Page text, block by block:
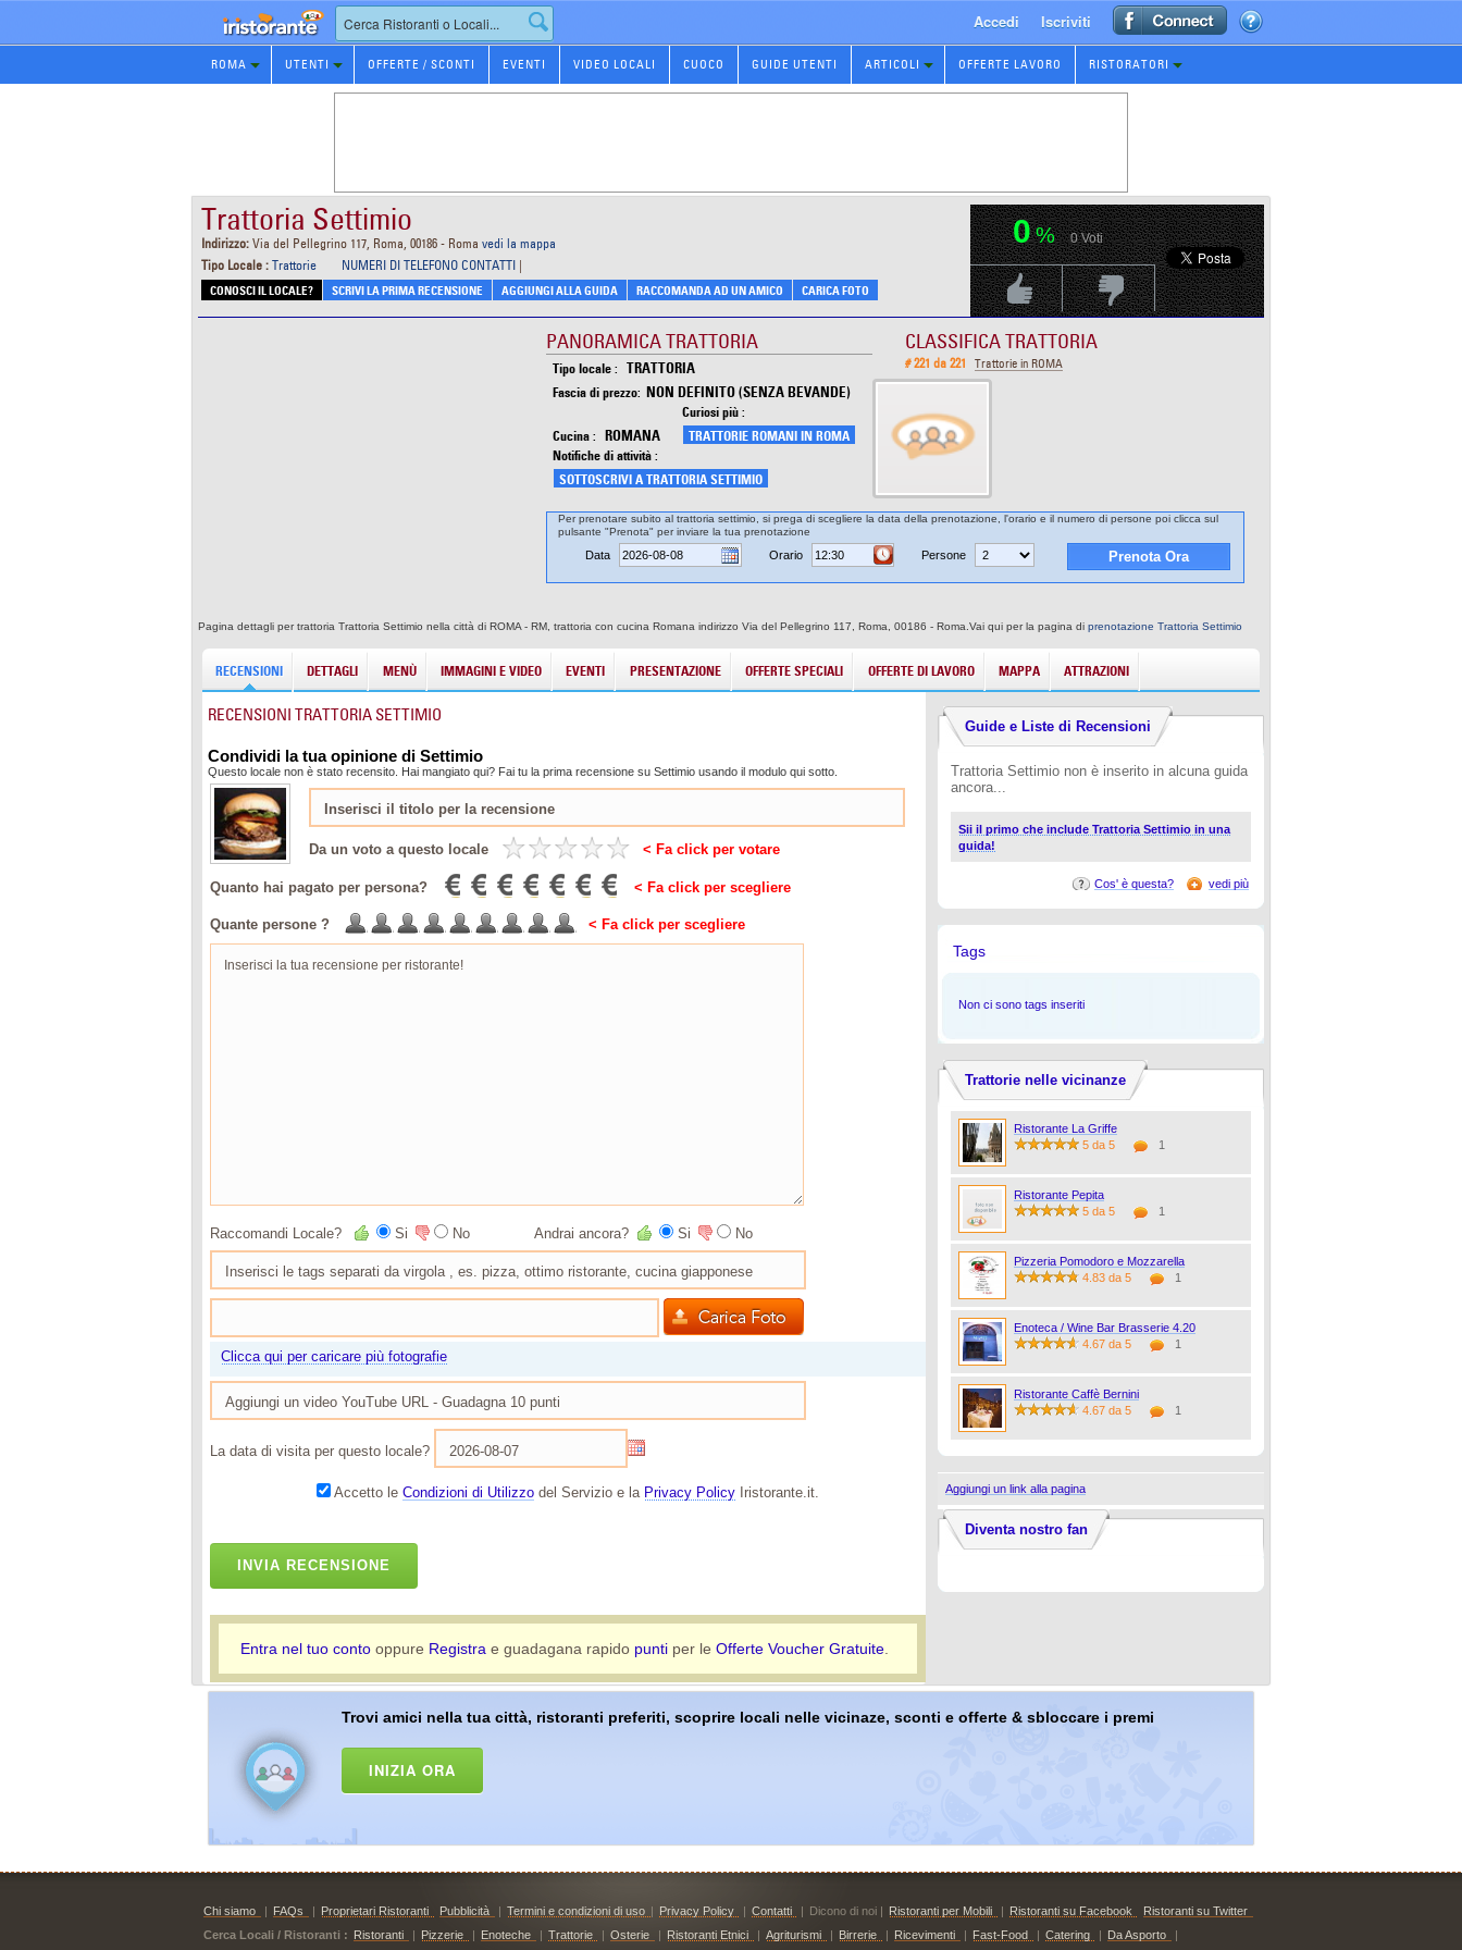
Prenotazione
Ristorante
Accedi Iscriviti
ROMA UTENTI OFFERTE / SCONTI EVENTI VIDEO LOCALI CUOCO GUIDE UTENTI ARTICOLI OFFERTE LAVORO RISTORATORI
Trattoria Settimio
Indirizzo: Via del Pellegrino 117, Roma, 00186 - Roma vedi la mappa
Tipo Locale : Trattorie NUMERI DI TELEFONO CONTATTI |
CONOSCI IL LOCALE? SCRIVI LA PRIMA RECENSIONE AGGIUNGI ALLA GUIDA RACCOMANDA AD UN AMICO CARICA FOTO
0% 0Voti
Voti PositivoVoti Negativo
PANORAMICA TRATTORIA
Tipo locale : TRATTORIA
Fascia di prezzo: NON DEFINITO (SENZA BEVANDE)
Cucina : ROMANA
Curiosi più :
TRATTORIE ROMANI IN ROMA
Notifiche di attività :
SOTTOSCRIVI A TRATTORIA SETTIMIO
CLASSIFICA TRATTORIA
# 221 da 221 Trattorie in ROMA
Per prenotare subito al trattoria settimio, si prega di scegliere la data della prenotazione, l'orario e il numero di persone poi clicca sul
pulsante "Prenota" per inviare la tua prenotazione
Data Orario Persone
Pagina dettagli per trattoria Trattoria Settimio nella città di ROMA - RM, trattoria con cucina Romana indirizzo Via del Pellegrino 117, Roma, 00186 - Roma.Vai qui per la pagina di prenotazione Trattoria Settimio
RECENSIONI DETTAGLI MENÙ IMMAGINI E VIDEO EVENTI PRESENTAZIONE OFFERTE SPECIALI OFFERTE DI LAVORO MAPPA ATTRAZIONI
RECENSIONI TRATTORIA SETTIMIO
Condividi la tua opinione di Settimio
Questo locale non è stato recensito. Hai mangiato qui? Fai tu la prima recensione su Settimio usando il modulo qui sotto.
Da un voto a questo locale < Fa click per votare
Quanto hai pagato per persona? < Fa click per scegliere
Quante persone ? < Fa click per scegliere
Raccomandi Locale? Si No Andrai ancora? Si No
Clicca qui per caricare più fotografie
La data di visita per questo locale?
Accetto le Condizioni di Utilizzodel Servizio e la Privacy PolicyIristorante.it.
INVIA RECENSIONE
Entra nel tuo contooppure Registra e guadagana rapido puntiper le Offerte Voucher Gratuite.
Guide e Liste di Recensioni
Trattoria Settimio non è inserito in alcuna guida
ancora...
Sii il primo che include Trattoria Settimio in una
guida!
Cos' è questa? vedi più
Tags
Non ci sono tags inseriti
Trattorie nelle vicinanze
Ristorante La Griffe
5 da 5
1
Ristorante Pepita
5 da 5
1
Pizzeria Pomodoro e Mozzarella
4.83 da 5
1
Enoteca / Wine Bar Brasserie 4.20
4.67 da 5
1
Ristorante Caffè Bernini
4.67 da 5
1
Aggiungi un link alla pagina
Diventa nostro fan
Trovi amici nella tua città, ristoranti preferiti, scoprire locali nelle vicinaze, sconti e offerte & sbloccare i premi
INIZIA ORA
Chi siamo | FAQs | Proprietari Ristoranti Pubblicità | Termini e condizioni di uso | Privacy Policy | Contatti | Dicono di noi | Ristoranti per Mobili | Ristoranti su Facebook
Ristoranti su Twitter
Cerca Locali / Ristoranti : Ristoranti | Pizzerie | Enoteche | Trattorie | Osterie | Ristoranti Etnici | Agriturismi | Birrerie | Ricevimenti | Fast-Food | Catering | Da Asporto |